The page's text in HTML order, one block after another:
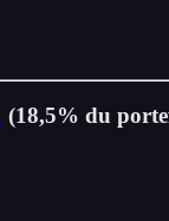
(18,5% du